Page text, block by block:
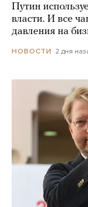
Путин
власти. И все
давления на
НОВОСТИ 2 дня